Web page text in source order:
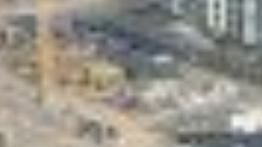
Lasten Lysti & LystiKylä-festivaali
Ohje
English